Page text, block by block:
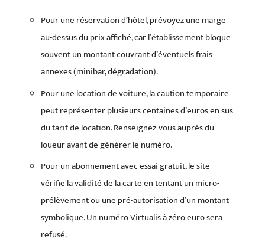
Pour une réservation d’hôtel, prévoyez une marge
au-dessus du prix affiché, car l’établissement bloque
souvent un montant couvrant d’éventuels frais
annexes (minibar, dégradation).
Pour une location de voiture, la caution temporaire
peut représenter plusieurs centaines d’euros en sus
du tarif de location. Renseignez-vous auprès du
loueur avant de générer le numéro.
Pour un abonnement avec essai gratuit, le site
vérifie la validité de la carte en tentant un micro-
prélèvement ou une pré-autorisation d’un montant
symbolique. Un numéro Virtualis à zéro euro sera
refusé.